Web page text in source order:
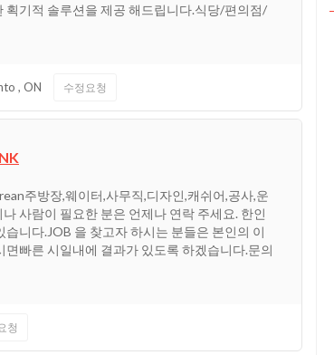
획기적 솔루션을 제공 해드립니다.식당/편의점/
, ON 수정요청
주방장,웨이터,사무직,디자인,캐쉬어,공사,운
사람이 필요한 분은 언제나 연락 주세요. 한인
니다.JOB 을 찾고자 하시는 분들은 본인의 이
빠른 시일내에 결과가 있도록 하겠습니다.문의
청